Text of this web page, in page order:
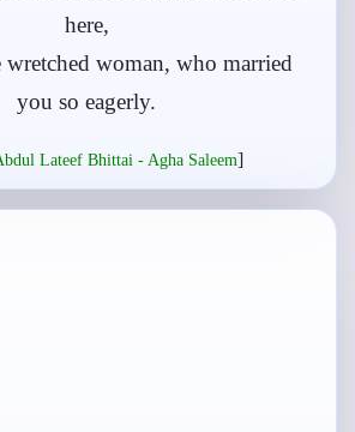
here,
woman, who married
you so eagerly.
Lateef Bhittai - Agha Saleem]